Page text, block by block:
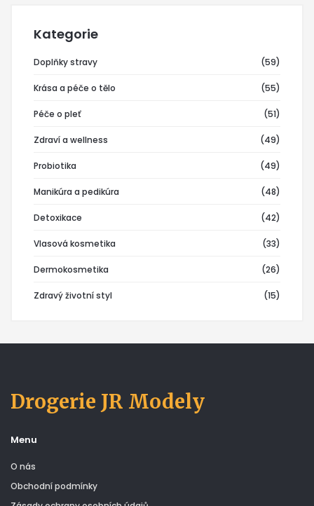
Kategorie
Doplňky stravy (59)
Krása a péče o tělo (55)
Péče o pleť (51)
Zdraví a wellness (49)
Probiotika (49)
Manikúra a pedikúra (48)
Detoxikace (42)
Vlasová kosmetika (33)
Dermokosmetika (26)
Zdravý životní styl (15)
Drogerie JR Modely
Menu
O nás
Obchodní podmínky